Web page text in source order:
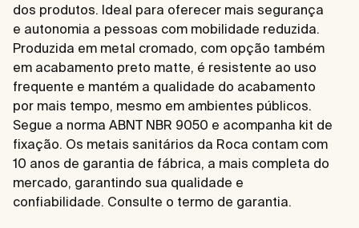
dos produtos. Ideal para oferecer mais segurança
e autonomia a pessoas com mobilidade reduzida.
Produzida em metal cromado, com opção também
em acabamento preto matte, é resistente ao uso
frequente e mantém a qualidade do acabamento
por mais tempo, mesmo em ambientes públicos.
Segue a norma ABNT NBR 9050 e acompanha kit de
fixação. Os metais sanitários da Roca contam com
10 anos de garantia de fábrica, a mais completa do
mercado, garantindo sua qualidade e
confiabilidade. Consulte o termo de garantia.